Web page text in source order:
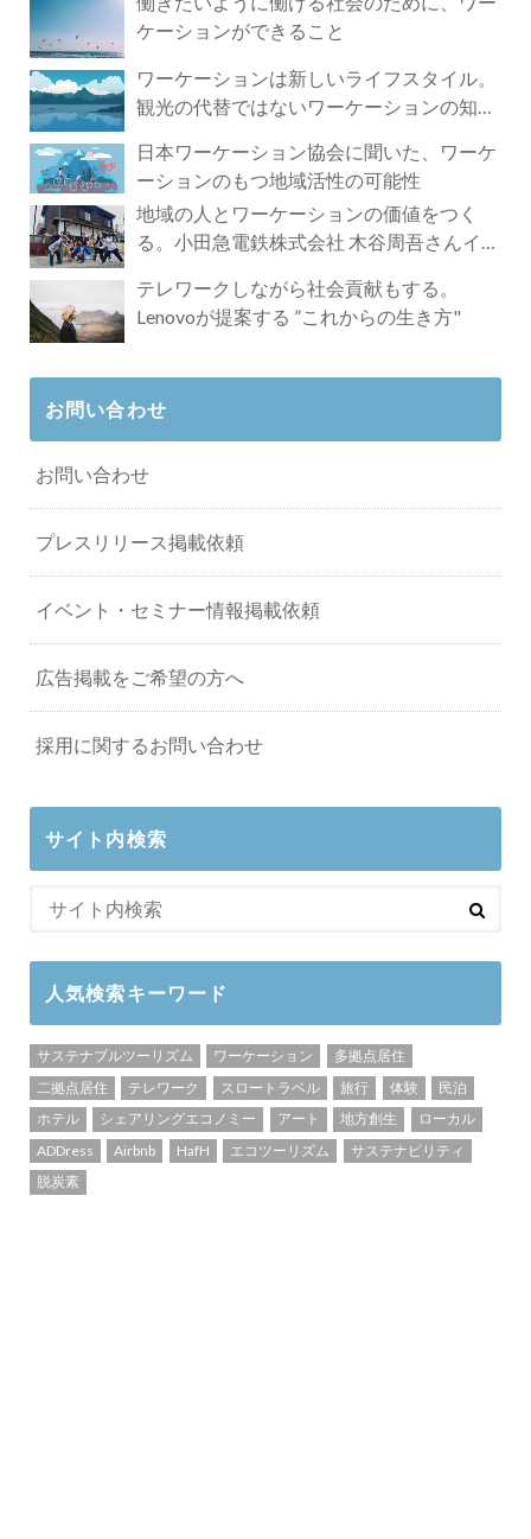
ケーションができること
ワーケーションは新しいライフスタイル。
観光の代替ではないワーケーションの知ら
日本ワーケーション協会に聞いた、ワーケ
ーションのもつ地域活性の可能性
地域の人とワーケーションの価値をつく
る。小田急電鉄株式会社 木谷周吾さんイン
テレワークしながら社会貢献もする。
Lenovoが提案する ”これからの生き方"
お問い合わせ
お問い合わせ
プレスリリース掲載依頼
イベント・セミナー情報掲載依頼
広告掲載をご希望の方へ
採用に関するお問い合わせ
サイト内検索
人気検索キーワード
サステナブルツーリズム ワーケーション
多拠点居住
二拠点居住
テレワーク スロートラベル 旅行 体験
民泊
ホテル
シェアリングエコノミー アート 地方創生
ローカル
ADDress
Airbnb HafH エコツーリズム
サステナビリティ
脱炭素